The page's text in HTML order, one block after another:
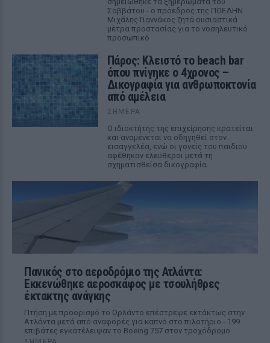
Σαββάτου - ο πρόεδρος της ΠΟΕΔΗΝ
Μιχάλης Γιαννάκος ζητά ουσιαστικά
μέτρα προστασίας για το νοσηλευτικό
προσωπικό
Πάρος: Κλειστό το beach bar
όπου πνίγηκε ο 4χρονος –
Δικογραφία για ανθρωποκτονία
από αμέλεια
ΣΉΜΕΡΑ
Ο ιδιοκτήτης της επιχείρησης κρατείται
και αναμένεται να οδηγηθεί στον
εισαγγελέα, ενώ οι γονείς του παιδιού
αφέθηκαν ελεύθεροι μετά τη
σχηματισθείσα δικογραφία.
Πανικός στο αεροδρόμιο της Ατλάντα:
Εκκενώθηκε αεροσκάφος με τσουλήθρες
έκτακτης ανάγκης
Πτήση με προορισμό το Ορλάντο επέστρεψε εκτάκτως στην
Ατλάντα μετά από αναφορές για καπνό στο πιλοτήριο - 199
επιβάτες εγκατέλειψαν το Boeing 757 στον τροχόδρομο.